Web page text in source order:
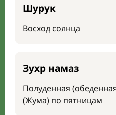
Шурук
Восход солнца
Зухр намаз
Полуденная
(Жума) по пятницам